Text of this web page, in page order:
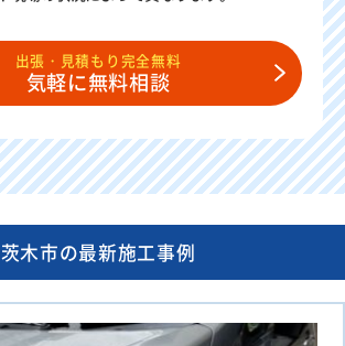
出張・見積もり完全無料
気軽に無料相談
茨木市の最新施工事例